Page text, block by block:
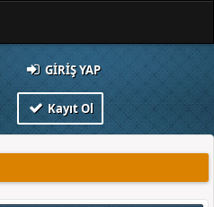
GIRIŞ YAP
Kayıt Ol